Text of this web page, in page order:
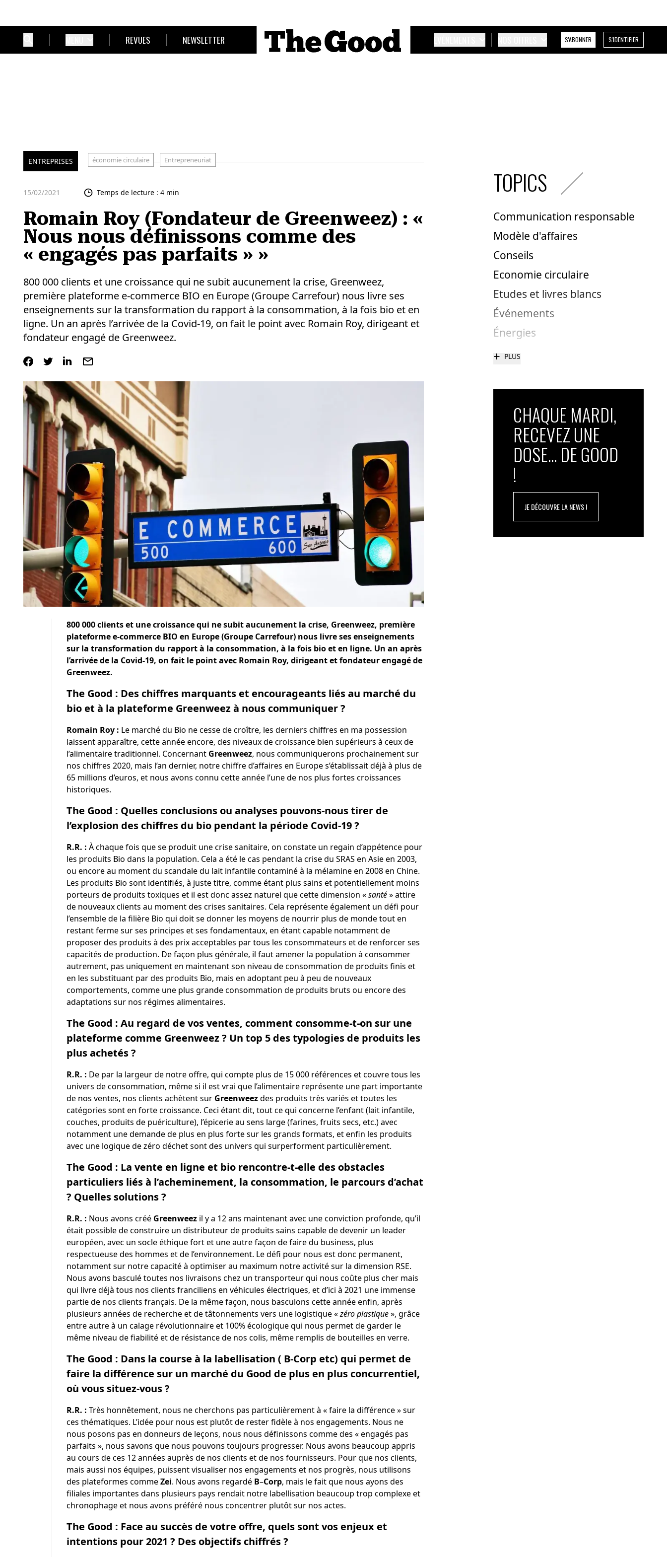
REVUES NEWSLETTER S'ABONNER S'IDENTIFIER
ENTREPRISES économie circulaire Entrepreneuriat
15/02/2021 Temps de lecture : 4 min
Romain Roy (Fondateur de Greenweez) : «
Nous nous définissons comme des
« engagés pas parfaits » »
800 000 clients et une croissance qui ne subit aucunement la crise, Greenweez,
première plateforme e-commerce BIO en Europe (Groupe Carrefour) nous livre ses
enseignements sur la transformation du rapport à la consommation, à la fois bio et en
ligne. Un an après l’arrivée de la Covid-19, on fait le point avec Romain Roy, dirigeant et
fondateur engagé de Greenweez.
800 000 clients et une croissance qui ne subit aucunement la crise, Greenweez, première
plateforme e-commerce BIO en Europe (Groupe Carrefour) nous livre ses enseignements
sur la transformation du rapport à la consommation, à la fois bio et en ligne. Un an après
l’arrivée de la Covid-19, on fait le point avec Romain Roy, dirigeant et fondateur engagé de
Greenweez.
The Good : Des chiffres marquants et encourageants liés au marché du
bio et à la plateforme Greenweez à nous communiquer ?
Romain Roy : Le marché du Bio ne cesse de croître, les derniers chiffres en ma possession
laissent apparaître, cette année encore, des niveaux de croissance bien supérieurs à ceux de
l’alimentaire traditionnel. Concernant Greenweez, nous communiquerons prochainement sur
nos chiffres 2020, mais l’an dernier, notre chiffre d’affaires en Europe s’établissait déjà à plus de
65 millions d’euros, et nous avons connu cette année l’une de nos plus fortes croissances
historiques.
The Good : Quelles conclusions ou analyses pouvons-nous tirer de
l’explosion des chiffres du bio pendant la période Covid-19 ?
R.R. : À chaque fois que se produit une crise sanitaire, on constate un regain d’appétence pour
les produits Bio dans la population. Cela a été le cas pendant la crise du SRAS en Asie en 2003,
ou encore au moment du scandale du lait infantile contaminé à la mélamine en 2008 en Chine.
Les produits Bio sont identifiés, à juste titre, comme étant plus sains et potentiellement moins
porteurs de produits toxiques et il est donc assez naturel que cette dimension «santé» attire
de nouveaux clients au moment des crises sanitaires. Cela représente également un défi pour
l’ensemble de la filière Bio qui doit se donner les moyens de nourrir plus de monde tout en
restant ferme sur ses principes et ses fondamentaux, en étant capable notamment de
proposer des produits à des prix acceptables par tous les consommateurs et de renforcer ses
capacités de production. De façon plus générale, il faut amener la population à consommer
autrement, pas uniquement en maintenant son niveau de consommation de produits finis et
en les substituant par des produits Bio, mais en adoptant peu à peu de nouveaux
comportements, comme une plus grande consommation de produits bruts ou encore des
adaptations sur nos régimes alimentaires.
The Good : Au regard de vos ventes, comment consomme-t-on sur une
plateforme comme Greenweez ? Un top 5 des typologies de produits les
plus achetés ?
R.R. : De par la largeur de notre offre, qui compte plus de 15 000 références et couvre tous les
univers de consommation, même si il est vrai que l’alimentaire représente une part importante
de nos ventes, nos clients achètent sur Greenweezdes produits très variés et toutes les
catégories sont en forte croissance. Ceci étant dit, tout ce qui concerne l’enfant (lait infantile,
couches, produits de puériculture), l’épicerie au sens large (farines, fruits secs, etc.) avec
notamment une demande de plus en plus forte sur les grands formats, et enfin les produits
avec une logique de zéro déchet sont des univers qui surperforment particulièrement.
The Good : La vente en ligne et bio rencontre-t-elle des obstacles
particuliers liés à l’acheminement, la consommation, le parcours d’achat
? Quelles solutions ?
R.R. : Nous avons créé Greenweezil y a 12 ans maintenant avec une conviction profonde, qu’il
était possible de construire un distributeur de produits sains capable de devenir un leader
européen, avec un socle éthique fort et une autre façon de faire du business, plus
respectueuse des hommes et de l’environnement. Le défi pour nous est donc permanent,
notamment sur notre capacité à optimiser au maximum notre activité sur la dimension RSE.
Nous avons basculé toutes nos livraisons chez un transporteur qui nous coûte plus cher mais
qui livre déjà tous nos clients franciliens en véhicules électriques, et d’ici à 2021 une immense
partie de nos clients français. De la même façon, nous basculons cette année enfin, après
plusieurs années de recherche et de tâtonnements vers une logistique «zéro plastique», grâce
entre autre à un calage révolutionnaire et 100% écologique qui nous permet de garder le
même niveau de fiabilité et de résistance de nos colis, même remplis de bouteilles en verre.
The Good : Dans la course à la labellisation ( B-Corp etc) qui permet de
faire la différence sur un marché du Good de plus en plus concurrentiel,
où vous situez-vous ?
R.R. : Très honnêtement, nous ne cherchons pas particulièrement à « faire la différence » sur
ces thématiques. L’idée pour nous est plutôt de rester fidèle à nos engagements. Nous ne
nous posons pas en donneurs de leçons, nous nous définissons comme des « engagés pas
parfaits », nous savons que nous pouvons toujours progresser. Nous avons beaucoup appris
au cours de ces 12 années auprès de nos clients et de nos fournisseurs. Pour que nos clients,
mais aussi nos équipes, puissent visualiser nos engagements et nos progrès, nous utilisons
des plateformes commeZei. Nous avons regardé B–Corp, mais le fait que nous ayons des
filiales importantes dans plusieurs pays rendait notre labellisation beaucoup trop complexe et
chronophage et nous avons préféré nous concentrer plutôt sur nos actes.
The Good : Face au succès de votre offre, quels sont vos enjeux et
intentions pour 2021 ? Des objectifs chiffrés ?
TOPICS
Communication responsable
Modèle d'affaires
Conseils
Economie circulaire
Etudes et livres blancs
Événements
Énergies
+ PLUS
CHAQUE MARDI,
RECEVEZ UNE
DOSE... DE GOOD
!
JE DÉCOUVRE LA NEWS !